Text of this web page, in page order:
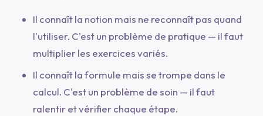
Il connaît la notion mais ne reconnaît pas quand
l'utiliser. C'est un problème de pratique — il faut
multiplier les exercices variés.
Il connaît la formule mais se trompe dans le
calcul. C'est un problème de soin — il faut
ralentir et vérifier chaque étape.